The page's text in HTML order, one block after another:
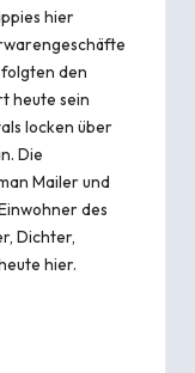
hier
den
heute sein
locken über
Die
Mailer und
des
Dichter,
hier.